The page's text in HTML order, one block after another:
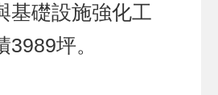
基礎設施強化工
坪。